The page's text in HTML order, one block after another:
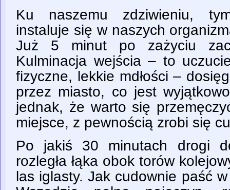
Ku naszemu zdziwieniu,
instaluje się w naszych
Już 5 minut po zażyciu
Kulminacja wejścia – to
fizyczne, lekkie mdłości –
przez miasto, co jest
jednak, że warto się
miejsce, z pewnością zrobi się
Po jakiś 30 minutach drogi
rozległa łąka obok torów
las iglasty. Jak cudownie paść